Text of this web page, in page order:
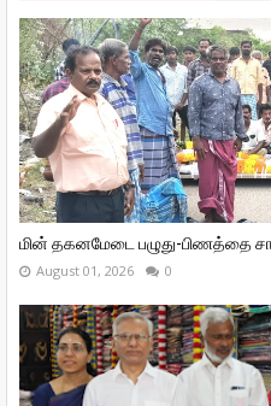
மின் தகனமேடை பழுது-பிணத்தை
August 01, 2026 0